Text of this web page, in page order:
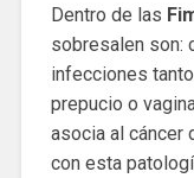
Dentro de las
sobresalen son:
infecciones
prepucio o
asocia al cáncer
con esta